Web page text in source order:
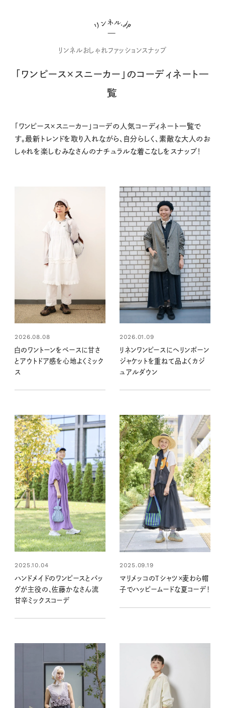
リンネルおしゃれファッションスナップ
「ワンピース×スニーカー」のコーディネート一
覧
「ワンピース×スニーカー」コーデの人気コーディネート一覧で
す。最新トレンドを取り入れながら、自分らしく、素敵な大人のお
しゃれを楽しむみなさんのナチュラルな着こなしをスナップ！
2026.08.08
白のワントーンをベースに甘さ
とアウトドア感を心地よくミック
ス
2026.01.09
リネンワンピースにヘリンボーン
ジャケットを重ねて品よくカジ
ュアルダウン
2025.10.04
ハンドメイドのワンピースとバッ
グが主役の、佐藤かなさん流
甘辛ミックスコーデ
2025.09.19
マリメッコのTシャツ×麦わら帽
子でハッピームードな夏コーデ！